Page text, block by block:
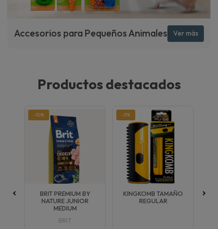
Accesorios para Pequeños Animales Ver más
Productos destacados
-10%
BRIT PREMIUM BY
NATURE JUNIOR
MEDIUM
BRIT
-5%
KINGKOMB TAMAÑO
REGULAR